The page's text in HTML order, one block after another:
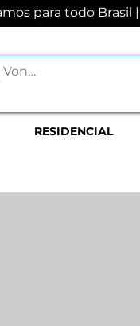
para todo Brasil
RESIDENCIAL